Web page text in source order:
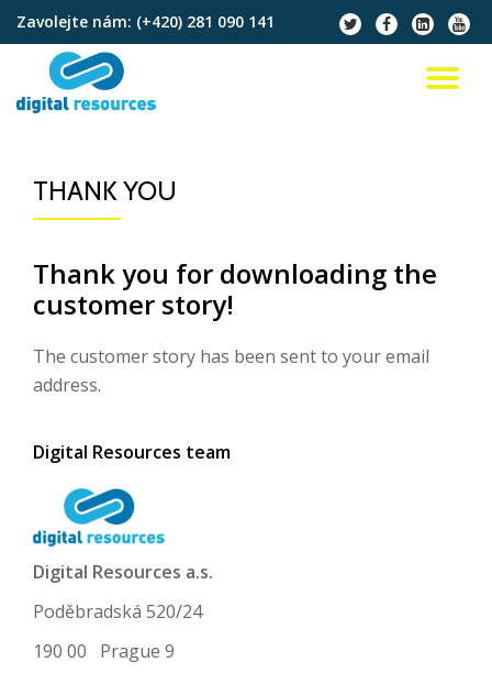
Přeskočit
obsah
Zavolejte nám: (+420) 281 090 141
fa-
twitter
fa-
facebook
fa-
linkedin-
square
fa-
THANK YOU
Thank you for downloading the
customer story!
The customer story has been sent to your email
address.
Digital Resources team
Digital Resources a.s.
Poděbradská 520/24
190 00 Prague 9